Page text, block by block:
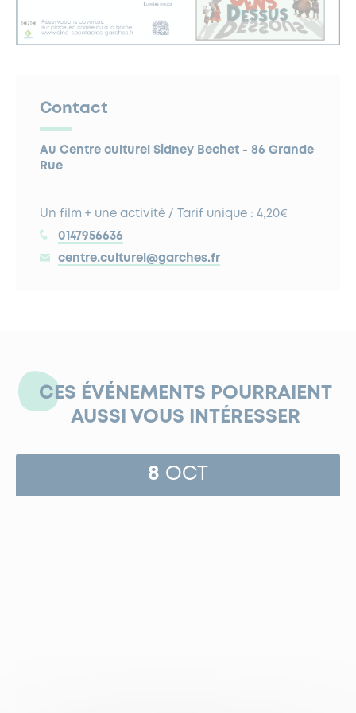
Contact
Au Centre culturel Sidney Bechet - 86 Grande
Rue
Un film + une activité / Tarif unique : 4,20€
0147956636
centre.culturel@garches.fr
CES ÉVÉNEMENTS POURRAIENT
AUSSI VOUS INTÉRESSER
8 OCT